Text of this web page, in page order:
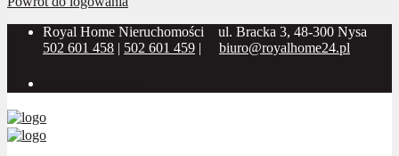
Royal Home Nieruchomości
ul. Bracka 3, 48-300 Nysa
502 601 458 | 502 601 459 | biuro@royalhome24.pl